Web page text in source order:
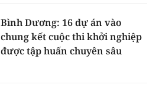
Bình Dương: 16 dự án vào
chung kết cuộc thi khởi nghiệp
được tập huấn chuyên sâu